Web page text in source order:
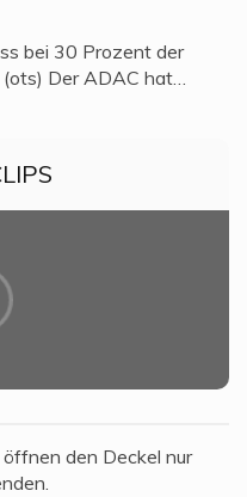
bei 30 Prozent der
(ots) Der ADAC hat…